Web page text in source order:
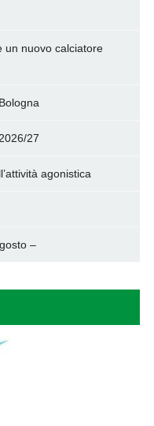
un nuovo calciatore
27
agonistica
–